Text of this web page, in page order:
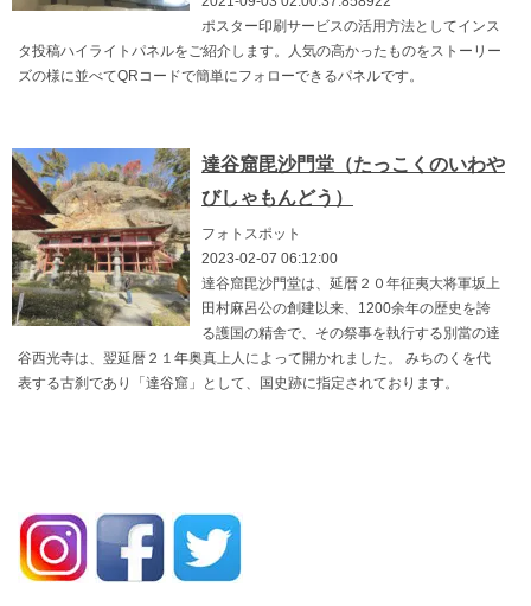
ポスター印刷サービスの活用方法としてインス
タ投稿ハイライトパネルをご紹介します。人気の高かったものをストーリー
ズの様に並べてQRコードで簡単にフォローできるパネルです。
達谷窟毘沙門堂（たっこくのいわや
びしゃもんどう）
フォトスポット
2023-02-07 06:12:00
達谷窟毘沙門堂は、延暦２０年征夷大将軍坂上
田村麻呂公の創建以来、1200余年の歴史を誇
る護国の精舎で、その祭事を執行する別當の達
谷西光寺は、翌延暦２１年奥真上人によって開かれました。 みちのくを代
表する古刹であり「達谷窟」として、国史跡に指定されております。